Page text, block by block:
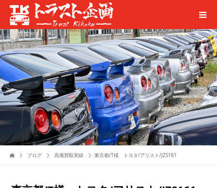
ブログ 高価買取実績 東京都/T様 トヨタ/アリスト/JZS161